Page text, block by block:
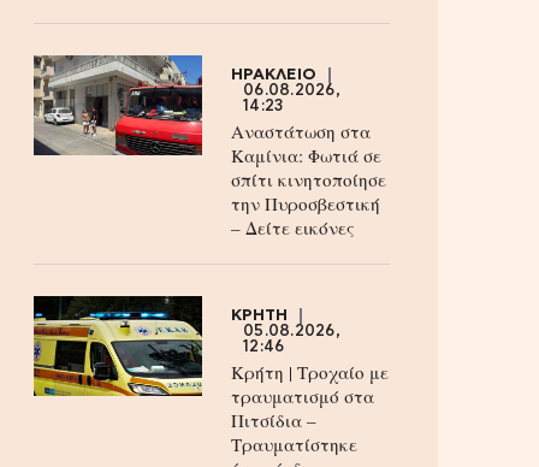
ΗΡΑΚΛΕΙΟ
06.08.2026,
14:23
Αναστάτωση στα
Καμίνια: Φωτιά σε
σπίτι κινητοποίησε
την Πυροσβεστική
– Δείτε εικόνες
ΚΡΗΤΗ
05.08.2026,
12:46
Κρήτη | Τροχαίο με
τραυματισμό στα
Πιτσίδια –
Τραυματίστηκε